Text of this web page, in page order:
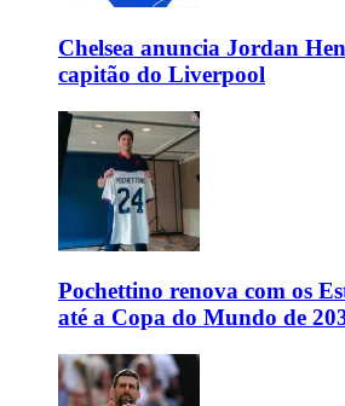
Chelsea anuncia Jordan
capitão do Liverpool
Pochettino renova com os
até a Copa do Mundo de